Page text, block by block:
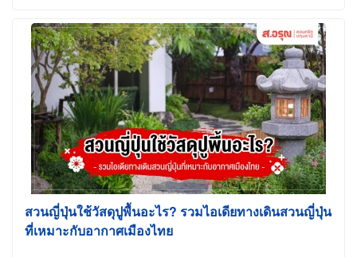
สวนญี่ปุ่นใช้วัสดุปูพื้นอะไร? รวมไอเดียทางเดินสวนญี่ปุ่น
ที่เหมาะกับอากาศเมืองไทย